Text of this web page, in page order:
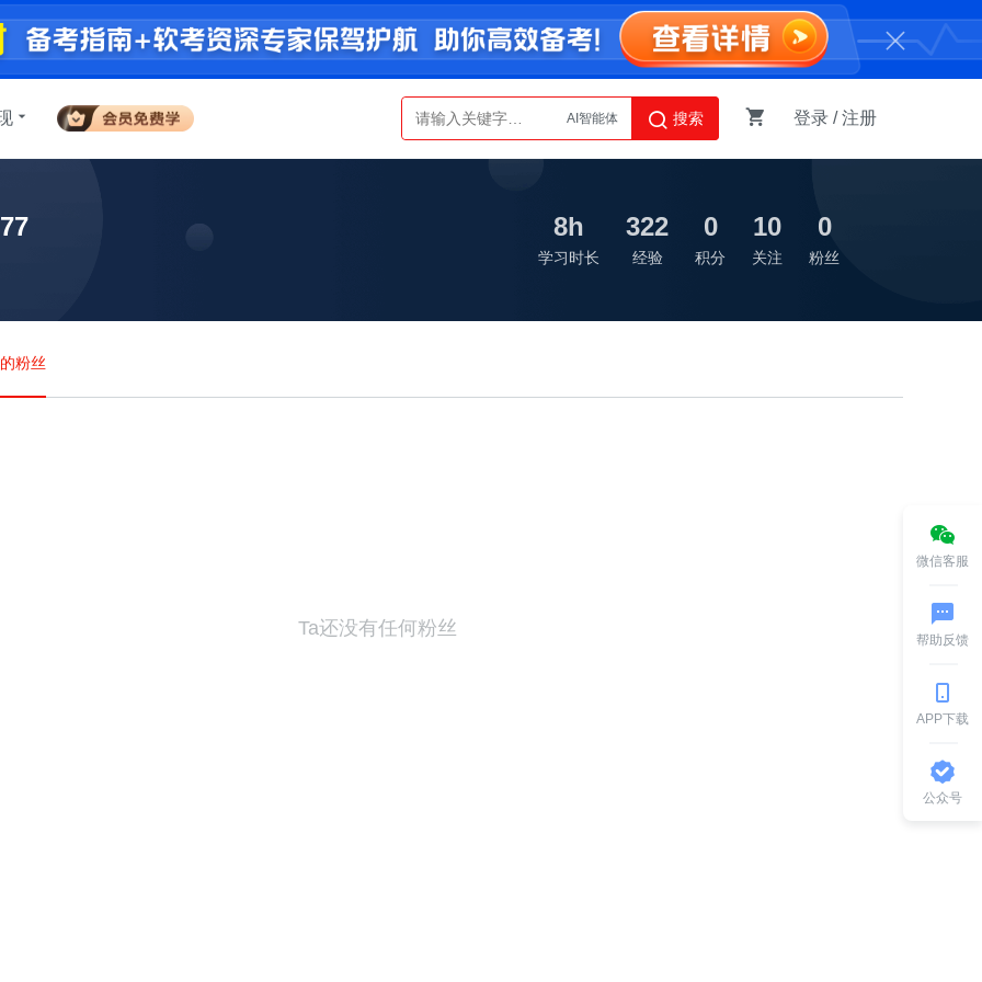
AI智能体
Python
搜索 登录 /注册
8h
学习时长
322
经验
0
积分
10
关注
0
粉丝
粉丝
Ta还没有任何粉丝
微信客服
帮助反馈
APP下载
公众号